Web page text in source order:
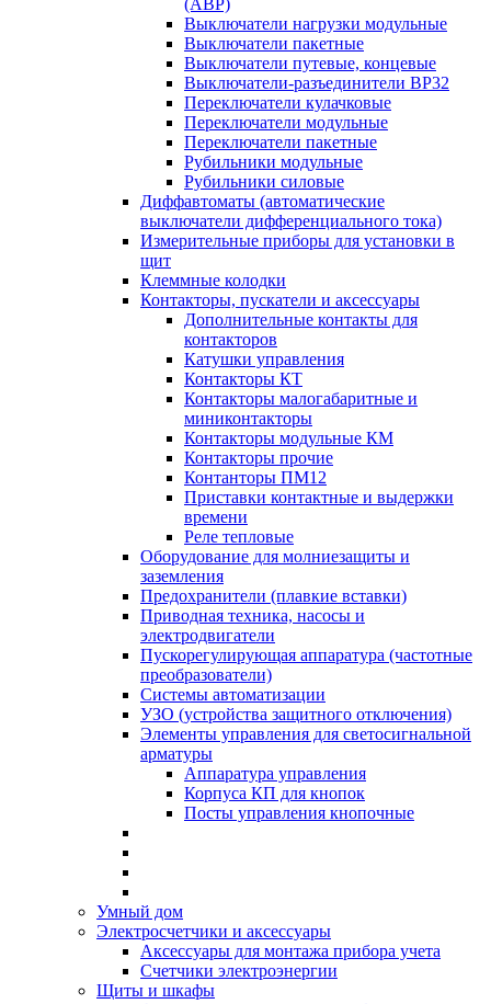
(АВР)
Выключатели нагрузки модульные
Выключатели пакетные
Выключатели путевые, концевые
Выключатели-разъединители ВР32
Переключатели кулачковые
Переключатели модульные
Переключатели пакетные
Рубильники модульные
Рубильники силовые
Диффавтоматы (автоматические
выключатели дифференциального тока)
Измерительные приборы для установки в
щит
Клеммные колодки
Контакторы, пускатели и аксессуары
Дополнительные контакты для
контакторов
Катушки управления
Контакторы КТ
Контакторы малогабаритные и
миниконтакторы
Контакторы модульные КМ
Контакторы прочие
Контанторы ПМ12
Приставки контактные и выдержки
времени
Реле тепловые
Оборудование для молниезащиты и
заземления
Предохранители (плавкие вставки)
Приводная техника, насосы и
электродвигатели
Пускорегулирующая аппаратура (частотные
преобразователи)
Системы автоматизации
УЗО (устройства защитного отключения)
Элементы управления для светосигнальной
арматуры
Аппаратура управления
Корпуса КП для кнопок
Посты управления кнопочные
Умный дом
Электросчетчики и аксессуары
Аксессуары для монтажа прибора учета
Счетчики электроэнергии
Щиты и шкафы